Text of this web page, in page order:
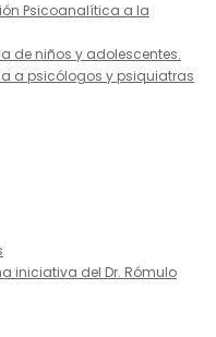
Psicoanalítica a la
de niños y adolescentes.
a psicólogos y psiquiatras
iniciativa del Dr. Rómulo